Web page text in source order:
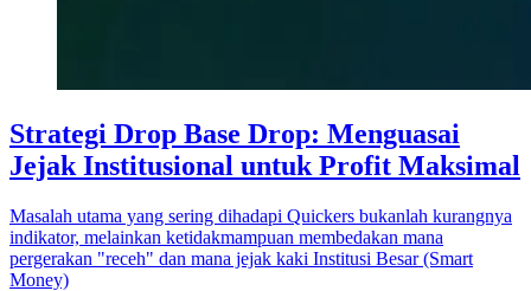
Strategi Drop Base Drop: Menguasai
Jejak Institusional untuk Profit Maksimal
Masalah utama yang sering dihadapi Quickers bukanlah kurangnya
indikator, melainkan ketidakmampuan membedakan mana
pergerakan "receh" dan mana jejak kaki Institusi Besar (Smart
Money)